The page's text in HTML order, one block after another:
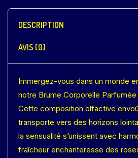
DESCRIPTION
AVIS (0)
Immergez-vous dans un monde
notre Brume Corporelle
Cette composition olfactive
transporte vers des horizons
la sensualité s’unissent avec
fraîcheur enchanteresse des